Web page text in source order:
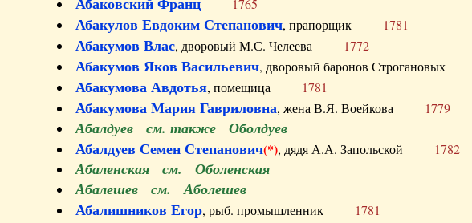
1765
Абакулов Евдоким Степанович, прапорщик 1781
Абакумов Влас, дворовый М.С. Челеева 1772
Абакумов Яков Васильевич, дворовый баронов Строгановых
Абакумова Авдотья, помещица 1781
Абакумова Мария Гавриловна, жена В.Я. Воейкова 1779
Абалдуев см. также Оболдуев
Абалдуев Семен Степанович(*), дядя А.А. Запольской 1782
Абаленская см. Оболенская
Абалешев см. Аболешев
Абалишников Егор, рыб. промышленник 1781